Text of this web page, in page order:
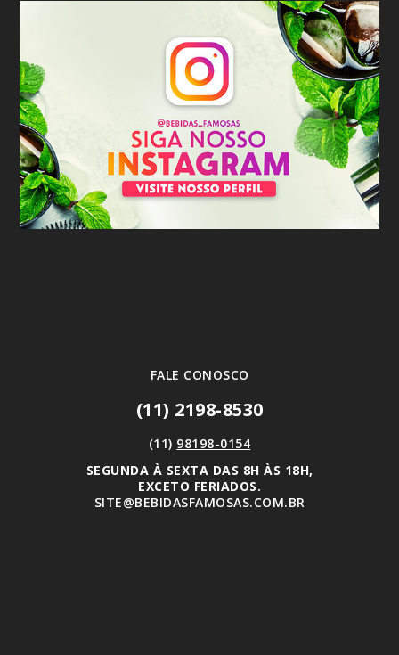
FALE CONOSCO
(11) 2198-8530
(11) 98198-0154
SEGUNDA À SEXTA DAS 8H ÀS 18H,
EXCETO FERIADOS.
SITE@BEBIDASFAMOSAS.COM.BR